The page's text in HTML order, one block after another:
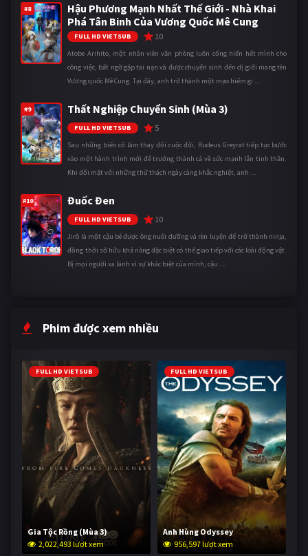
#8
Hậu Phương Mạnh Nhất Thế Giới - Nhà Khai
Phá Tân Binh Của Vương Quốc Mê Cung
FULL HD VIETSUB 10
Atobe Arihito, một nhân viên văn phòng luôn cống hiến hết mình cho
công việc, bất ngờ gặp tai nạn và được chuyển sinh đến dị giới mang tên
Vương quốc Mê Cung. Tại đây, anh trở thành một mạo hiểm gi ...
#9 Thất Nghiệp Chuyển Sinh (Mùa 3)
FULL HD VIETSUB 5
Sau những biến cố làm thay đổi cuộc đời, Rudeus Greyrat tiếp tục bước
vào một hành trình mới để trưởng thành cả về sức mạnh lẫn tinh thần.
Khi đối mặt với những thử thách ngày càng khắc nghiệt, anh ...
#10 Đuốc Đen
FULL HD VIETSUB 10
Jirô là một cậu bé được ông nuôi dưỡng và rèn luyện để trở thành ninja,
đồng thời sở hữu khả năng đặc biệt có thể giao tiếp với các loài động vật.
Bị mọi người xa lánh vì sự khác biệt của mình, cậu ...
Phim được xem nhiều
FULL HD VIETSUB
Gia Tộc Rồng (Mùa 3)
2,022,493 lượt xem
FULL HD VIETSUB
Anh Hùng Odyssey
956,597 lượt xem